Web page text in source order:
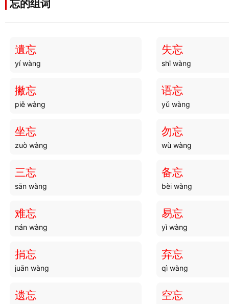
病叶 病殁
病愈 病呈
病肌 病心
病躯 病痟
病坊 病齿
病客 病象
忘的组词
遺忘
yí wàng
失忘
shī wàng
撇忘
piě wàng
语忘
yǔ wàng
坐忘
zuò wàng
勿忘
wù wàng
三忘
sān wàng
备忘
bèi wàng
难忘
nán wàng
易忘
yì wàng
捐忘
juān wàng
弃忘
qì wàng
遗忘 空忘